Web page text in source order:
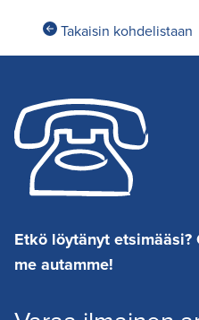
Takaisin kohdelistaan
Etkö löytänyt
me autamme!